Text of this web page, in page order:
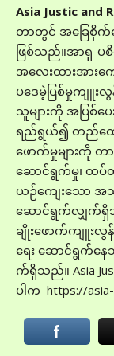
Asia Justic and
တာတွင် အခြေစို
ဖြစ်သည်။အာရှ-
အလေးထားအားက
ပဒေမဲ့ပြစ်မှုကျူး
သူများကို အပြစ်ပ
ရည်ရွယ်၍ တည်ထော
ဖောက်မှုများကို တ
ဆောင်ရွက်မှု၊ ထပ်
ယဉ်ကျေးသော
ဆောင်ရွက်လျှက်ရှိ
ချိုးဖောက်ကျူးလွ
ရေး ဆောင်ရွက်န
က်ရှိသည်။ Asia
ပါက https://